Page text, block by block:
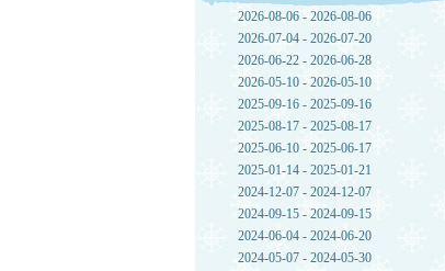
2026-08-06 - 2026-08-06
2026-07-04 - 2026-07-20
2026-06-22 - 2026-06-28
2026-05-10 - 2026-05-10
2025-09-16 - 2025-09-16
2025-08-17 - 2025-08-17
2025-06-10 - 2025-06-17
2025-01-14 - 2025-01-21
2024-12-07 - 2024-12-07
2024-09-15 - 2024-09-15
2024-06-04 - 2024-06-20
2024-05-07 - 2024-05-30